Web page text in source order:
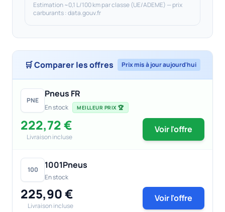
Estimation ~0,1 L/100 km par classe (UE/ADEME) — prix
carburants : data.gouv.fr
🛒 Comparer les offres Prix mis à jour aujourd'hui
PNE
Pneus FR
En stock MEILLEUR PRIX 🏆
222,72 €
Livraison incluse
Voir l'offre
100 1001Pneus
En stock
225,90 €
Livraison incluse
Voir l'offre